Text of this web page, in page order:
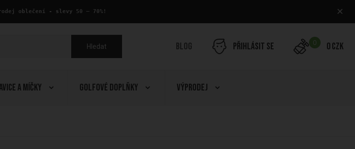
oblečení - slevy 50 – 70%! ×
Hledat Blog Přihlásit se 0 0 CZK
a Míčky Golfové doplňky Výprodej